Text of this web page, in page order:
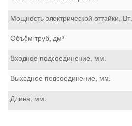
Мощность электрической оттайки, Вт.
Объём труб, дм³
Входное подсоединение, мм.
Выходное подсоединение, мм.
Длина, мм.